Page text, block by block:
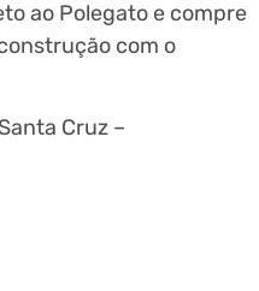
ao Polegato e compre
com o
Cruz –